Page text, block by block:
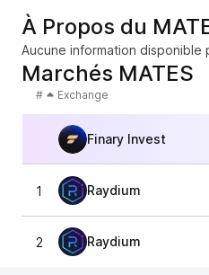
À Propos du
Aucune information disponible
Marchés MATES
# Exchange
Finary Invest
1 Raydium
2 Raydium